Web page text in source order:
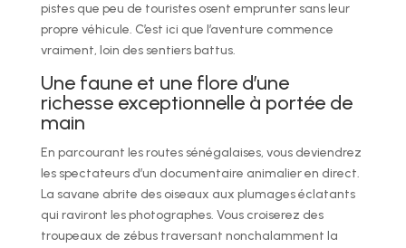
pistes que peu de touristes osent emprunter sans leur
propre véhicule. C’est ici que l’aventure commence
vraiment, loin des sentiers battus.
Une faune et une flore d’une
richesse exceptionnelle à portée de
main
En parcourant les routes sénégalaises, vous deviendrez
les spectateurs d’un documentaire animalier en direct.
La savane abrite des oiseaux aux plumages éclatants
qui raviront les photographes. Vous croiserez des
troupeaux de zébus traversant nonchalamment la